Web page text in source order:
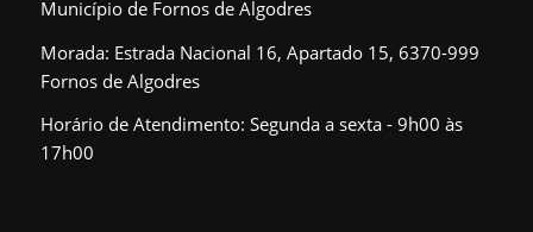
Município de Fornos de Algodres
Morada: Estrada Nacional 16, Apartado 15, 6370-999
Fornos de Algodres
Horário de Atendimento: Segunda a sexta - 9h00 às
17h00